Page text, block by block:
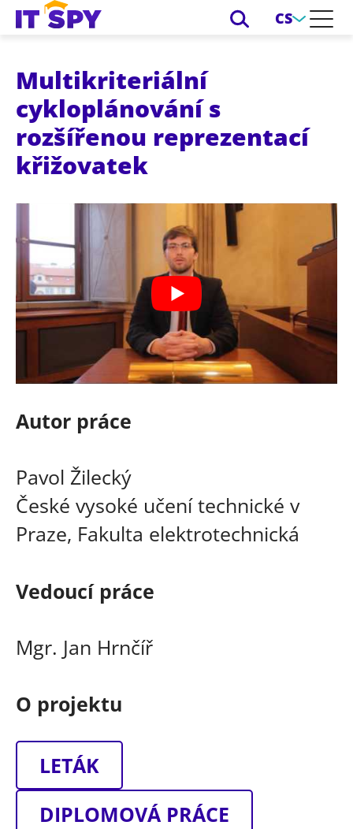
CS
Multikriteriální
cykloplánování s
rozšířenou reprezentací
křižovatek
Autor práce
Pavol Žilecký
České vysoké učení technické v
Praze, Fakulta elektrotechnická
Vedoucí práce
Mgr. Jan Hrnčíř
O projektu
LETÁK
DIPLOMOVÁ PRÁCE